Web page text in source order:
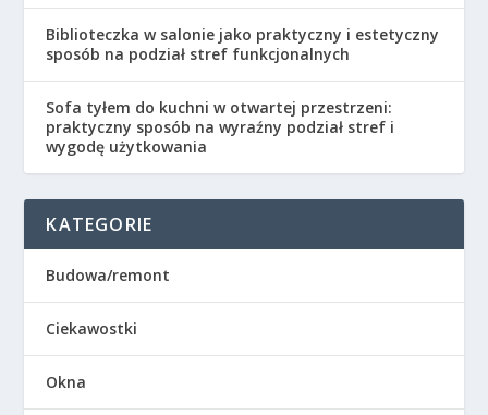
Biblioteczka w salonie jako praktyczny i estetyczny
sposób na podział stref funkcjonalnych
Sofa tyłem do kuchni w otwartej przestrzeni:
praktyczny sposób na wyraźny podział stref i
wygodę użytkowania
KATEGORIE
Budowa/remont
Ciekawostki
Okna